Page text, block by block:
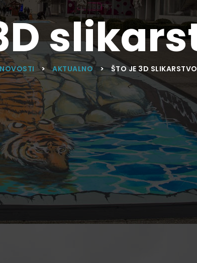
NOVOSTI > AKTUALNO > ŠTO JE 3D